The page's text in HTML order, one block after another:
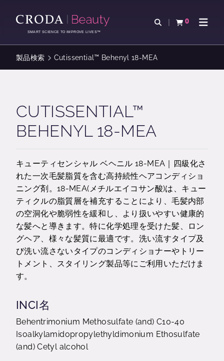
ン
を
ー
ス
SMART SCIENCE TO IMPROVE LIVES™
検索を開く
0
カートを確認す
ナビ
製品検索 Cutissential™ Behenyl 18-MEA
CUTISSENTIAL™
BEHENYL 18-MEA
キューティセンシャル ベヘニル 18-MEA｜四級化さ
れた一次毛髪脂質を含む高持続性ヘアコンディショ
ニング剤。18-MEA(メチルエイコサン酸)は、キュー
ティクルの脂質層を補充することにより、毛髪内部
の空洞化や脆弱性を緩和し、より扱いやすい健康的
な髪へと導きます。特に化学処理を受けた髪、ロン
グヘア、様々な髪質に最適です。洗い流すタイプ及
び洗い流さないタイプのコンディショナーやトリー
トメント、スタイリング製品等にご利用いただけま
す。
INCI名
Behentrimonium Methosulfate (and) C10-40
Isoalkylamidopropylethyldimonium Ethosulfate
(and) Cetyl alcohol